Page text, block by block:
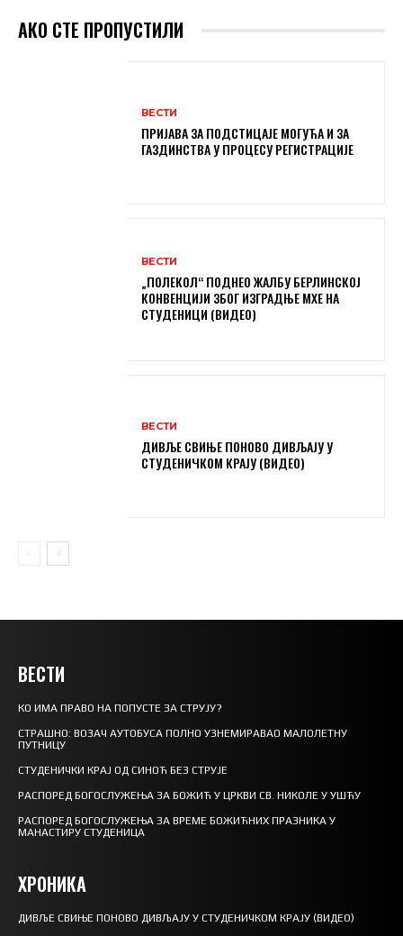
АКО СТЕ ПРОПУСТИЛИ
ВЕСТИ
ПРИЈАВА ЗА ПОДСТИЦАЈЕ МОГУЋА И ЗА
ГАЗДИНСТВА У ПРОЦЕСУ РЕГИСТРАЦИЈЕ
ВЕСТИ
„ПОЛЕКОЛ“ ПОДНЕО ЖАЛБУ БЕРЛИНСКОЈ
КОНВЕНЦИЈИ ЗБОГ ИЗГРАДЊЕ МХЕ НА
СТУДЕНИЦИ (ВИДЕО)
ВЕСТИ
ДИВЉЕ СВИЊЕ ПОНОВО ДИВЉАЈУ У
СТУДЕНИЧКОМ КРАЈУ (ВИДЕО)
ВЕСТИ
КО ИМА ПРАВО НА ПОПУСТЕ ЗА СТРУЈУ?
СТРАШНО: ВОЗАЧ АУТОБУСА ПОЛНО УЗНЕМИРАВАО МАЛОЛЕТНУ
ПУТНИЦУ
СТУДЕНИЧКИ КРАЈ ОД СИНОЋ БЕЗ СТРУЈЕ
РАСПОРЕД БОГОСЛУЖЕЊА ЗА БОЖИЋ У ЦРКВИ СВ. НИКОЛЕ У УШЋУ
РАСПОРЕД БОГОСЛУЖЕЊА ЗА ВРЕМЕ БОЖИЋНИХ ПРАЗНИКА У
МАНАСТИРУ СТУДЕНИЦА
ХРОНИКА
ДИВЉЕ СВИЊЕ ПОНОВО ДИВЉАЈУ У СТУДЕНИЧКОМ КРАЈУ (ВИДЕО)